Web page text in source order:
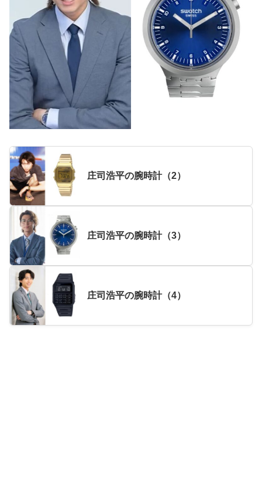
庄司浩平の腕時計（2）
庄司浩平の腕時計（3）
庄司浩平の腕時計（4）